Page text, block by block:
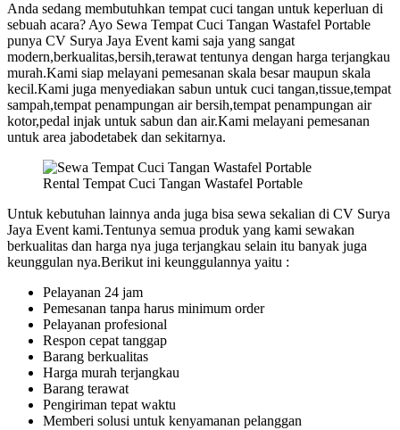
Anda sedang membutuhkan tempat cuci tangan untuk keperluan di
sebuah acara? Ayo Sewa Tempat Cuci Tangan Wastafel Portable
punya CV Surya Jaya Event kami saja yang sangat
modern,berkualitas,bersih,terawat tentunya dengan harga terjangkau
murah.Kami siap melayani pemesanan skala besar maupun skala
kecil.Kami juga menyediakan sabun untuk cuci tangan,tissue,tempat
sampah,tempat penampungan air bersih,tempat penampungan air
kotor,pedal injak untuk sabun dan air.Kami melayani pemesanan
untuk area jabodetabek dan sekitarnya.
Rental Tempat Cuci Tangan Wastafel Portable
Untuk kebutuhan lainnya anda juga bisa sewa sekalian di CV Surya
Jaya Event kami.Tentunya semua produk yang kami sewakan
berkualitas dan harga nya juga terjangkau selain itu banyak juga
keunggulan nya.Berikut ini keunggulannya yaitu :
Pelayanan 24 jam
Pemesanan tanpa harus minimum order
Pelayanan profesional
Respon cepat tanggap
Barang berkualitas
Harga murah terjangkau
Barang terawat
Pengiriman tepat waktu
Memberi solusi untuk kenyamanan pelanggan